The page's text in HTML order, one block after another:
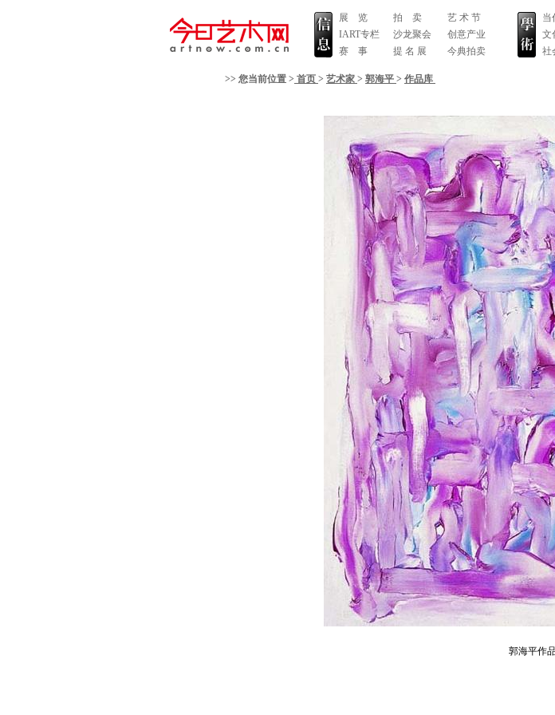
展 览
IART专栏
赛 事
拍 卖
沙龙聚会
提 名 展
艺 术 节
创意产业
今典拍卖
当
文
社
>> 您当前位置 > 首页 > 艺术家 > 郭海平 > 作品库
郭海平作